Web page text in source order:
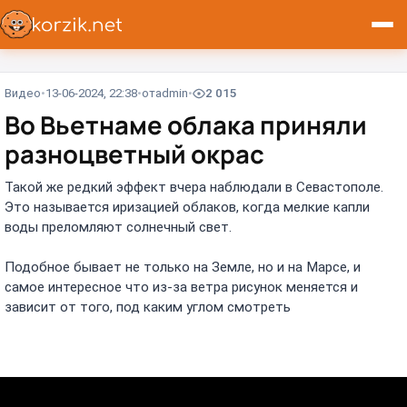
Видео 13-06-2024, 22:38 отadmin 2 015
Во Вьетнаме облака приняли
разноцветный окрас
Такой же редкий эффект вчера наблюдали в Севастополе.
Это называется иризацией облаков, когда мелкие капли
воды преломляют солнечный свет.
Подобное бывает не только на Земле, но и на Марсе, и
самое интересное что из-за ветра рисунок меняется и
зависит от того, под каким углом смотреть